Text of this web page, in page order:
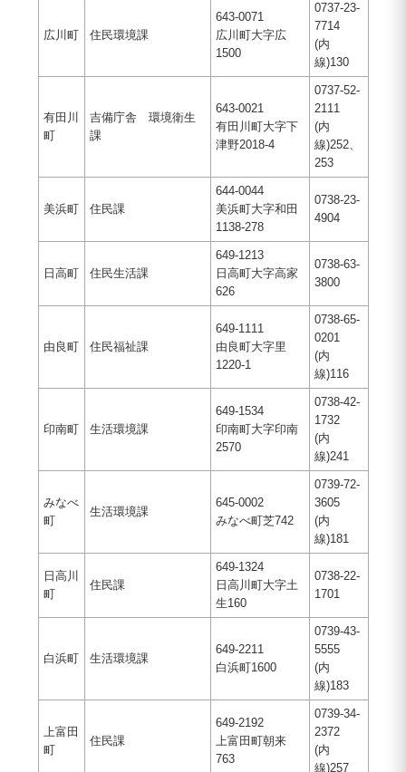
広川町 住民環境課
643-0071
広川町大字広
1500
0737-23-
7714
(内
線)130
有田川
町
吉備庁舎 環境衛生
課
643-0021
有田川町大字下
津野2018-4
0737-52-
2111
(内
線)252、
253
美浜町 住民課
644-0044
美浜町大字和田
1138-278
0738-23-
4904
日高町 住民生活課
649-1213
日高町大字高家
626
0738-63-
3800
由良町 住民福祉課
649-1111
由良町大字里
1220-1
0738-65-
0201
(内
線)116
印南町 生活環境課
649-1534
印南町大字印南
2570
0738-42-
1732
(内
線)241
みなべ
町
生活環境課
645-0002
みなべ町芝742
0739-72-
3605
(内
線)181
日高川
町
住民課
649-1324
日高川町大字土
生160
0738-22-
1701
白浜町 生活環境課
649-2211
白浜町1600
0739-43-
5555
(内
線)183
上富田
町
住民課
649-2192
上富田町朝来
763
0739-34-
2372
(内
線)257